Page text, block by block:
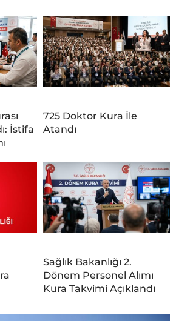
İstifa
725 Doktor Kura İle
Atandı
Sağlık Bakanlığı 2.
Dönem Personel Alımı
Kura Takvimi Açıklandı